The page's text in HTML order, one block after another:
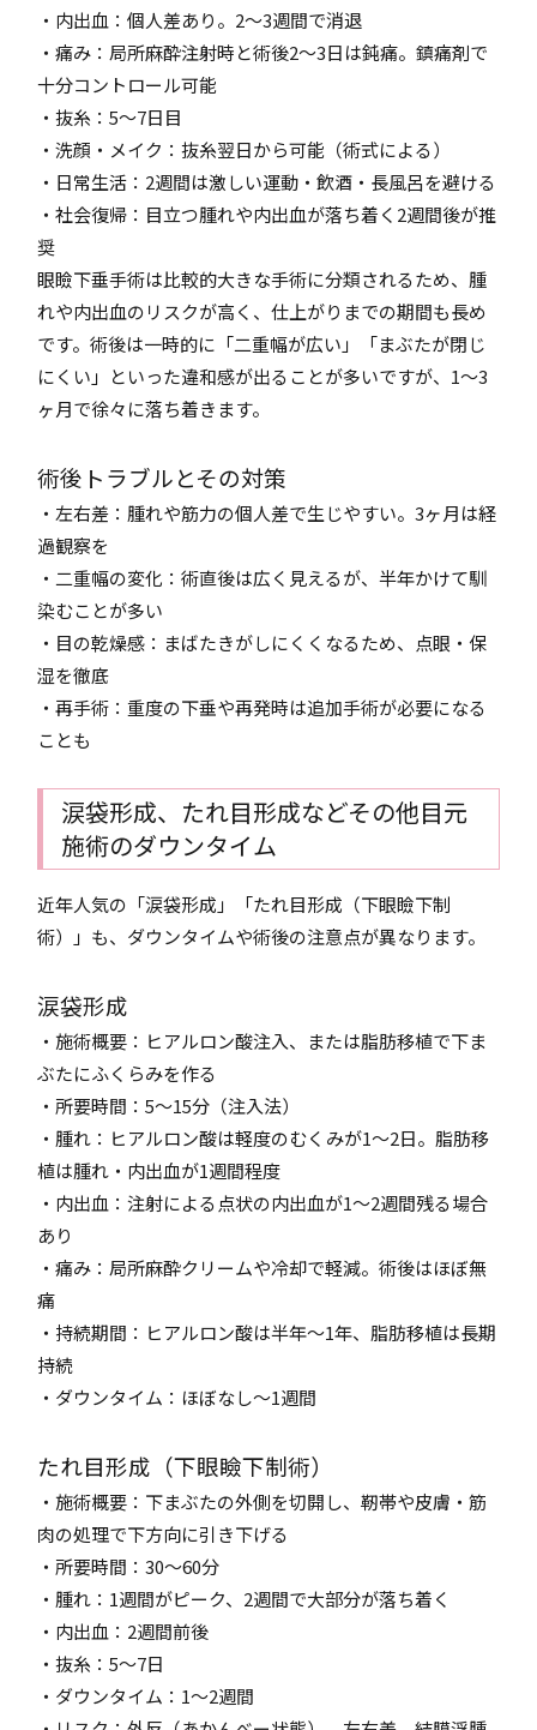
・内出血：個人差あり。2～3週間で消退
・痛み：局所麻酔注射時と術後2～3日は鈍痛。鎮痛剤で
十分コントロール可能
・抜糸：5～7日目
・洗顔・メイク：抜糸翌日から可能（術式による）
・日常生活：2週間は激しい運動・飲酒・長風呂を避ける
・社会復帰：目立つ腫れや内出血が落ち着く2週間後が推
奨
眼瞼下垂手術は比較的大きな手術に分類されるため、腫
れや内出血のリスクが高く、仕上がりまでの期間も長め
です。術後は一時的に「二重幅が広い」「まぶたが閉じ
にくい」といった違和感が出ることが多いですが、1～3
ヶ月で徐々に落ち着きます。
術後トラブルとその対策
・左右差：腫れや筋力の個人差で生じやすい。3ヶ月は経
過観察を
・二重幅の変化：術直後は広く見えるが、半年かけて馴
染むことが多い
・目の乾燥感：まばたきがしにくくなるため、点眼・保
湿を徹底
・再手術：重度の下垂や再発時は追加手術が必要になる
ことも
涙袋形成、たれ目形成などその他目元
施術のダウンタイム
近年人気の「涙袋形成」「たれ目形成（下眼瞼下制
術）」も、ダウンタイムや術後の注意点が異なります。
涙袋形成
・施術概要：ヒアルロン酸注入、または脂肪移植で下ま
ぶたにふくらみを作る
・所要時間：5～15分（注入法）
・腫れ：ヒアルロン酸は軽度のむくみが1～2日。脂肪移
植は腫れ・内出血が1週間程度
・内出血：注射による点状の内出血が1～2週間残る場合
あり
・痛み：局所麻酔クリームや冷却で軽減。術後はほぼ無
痛
・持続期間：ヒアルロン酸は半年～1年、脂肪移植は長期
持続
・ダウンタイム：ほぼなし～1週間
たれ目形成（下眼瞼下制術）
・施術概要：下まぶたの外側を切開し、靭帯や皮膚・筋
肉の処理で下方向に引き下げる
・所要時間：30～60分
・腫れ：1週間がピーク、2週間で大部分が落ち着く
・内出血：2週間前後
・抜糸：5～7日
・ダウンタイム：1～2週間